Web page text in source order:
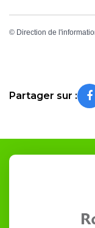
© Direction de
Partager sur :